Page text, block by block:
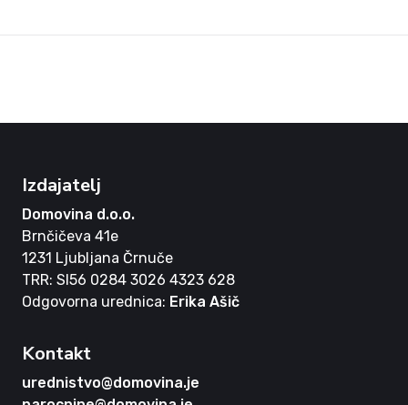
Izdajatelj
Domovina d.o.o.
Brnčičeva 41e
1231 Ljubljana Črnuče
TRR: SI56 0284 3026 4323 628
Odgovorna urednica: Erika Ašič
Kontakt
urednistvo@domovina.je